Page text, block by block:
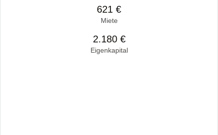
621 €
Miete
2.180 €
Eigenkapital